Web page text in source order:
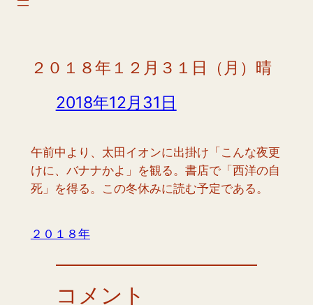
２０１８年１２月３１日（月）晴
2018年12月31日
午前中より、太田イオンに出掛け「こんな夜更
けに、バナナかよ」を観る。書店で「西洋の自
死」を得る。この冬休みに読む予定である。
２０１８年
コメント